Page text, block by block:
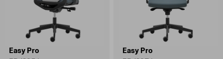
Easy Pro
Easy Pro